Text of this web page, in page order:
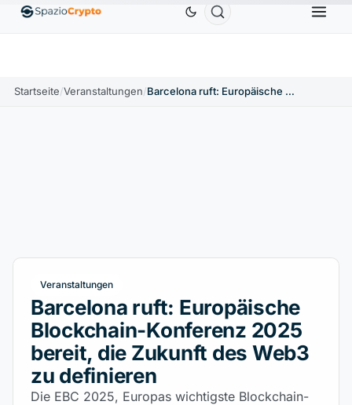
EthereumETH1.880,58 $ Tether USDT0,9991 $ BNBBNB
Startseite/Veranstaltungen/ Barcelona ruft: Europäische Blockchain-Konferenz 2025 bereit, die Zukunft des Web3 zu definieren
Veranstaltungen
Barcelona ruft: Europäische
Blockchain-Konferenz 2025
bereit, die Zukunft des Web3
zu definieren
Die EBC 2025, Europas wichtigste Blockchain-